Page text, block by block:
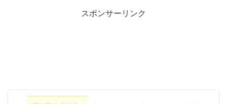
スポンサーリンク